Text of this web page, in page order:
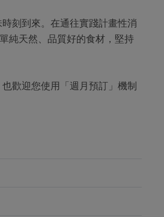
刻到來。在通往實踐計畫性消
純天然、品質好的食材，堅持
歡迎您使用「週月預訂」機制